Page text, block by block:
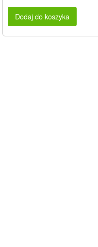
Dodaj do koszyka